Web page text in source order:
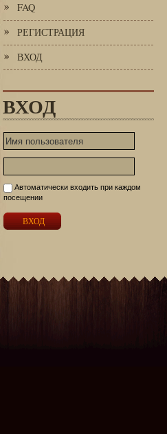
FAQ
РЕГИСТРАЦИЯ
ВХОД
ВХОД
Автоматически входить при каждом
посещении